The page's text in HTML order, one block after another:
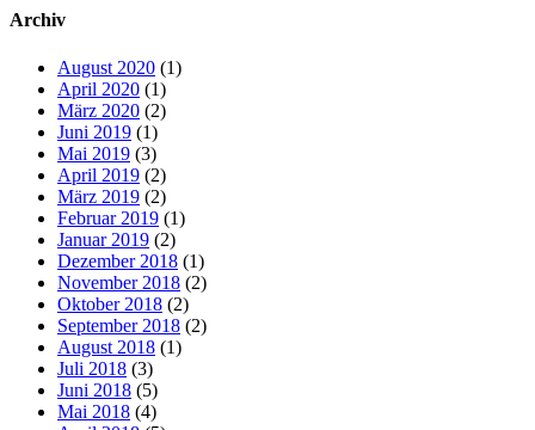
Archiv
August 2020 (1)
April 2020 (1)
März 2020 (2)
Juni 2019 (1)
Mai 2019 (3)
April 2019 (2)
März 2019 (2)
Februar 2019 (1)
Januar 2019 (2)
Dezember 2018 (1)
November 2018 (2)
Oktober 2018 (2)
September 2018 (2)
August 2018 (1)
Juli 2018 (3)
Juni 2018 (5)
Mai 2018 (4)